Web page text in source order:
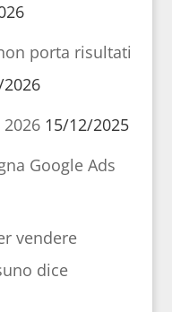
porta risultati
15/12/2025
Google Ads
vendere
dice